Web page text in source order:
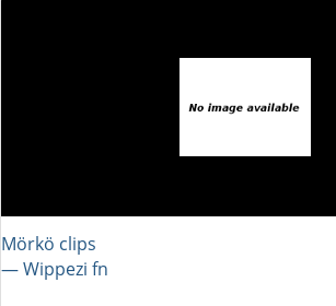
Mörkö clips
― Wippezi fn